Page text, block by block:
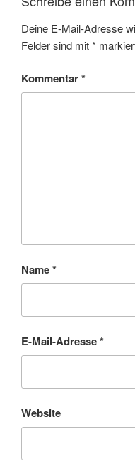
Deine E-Mail-Adresse
Felder sind mit*
Kommentar*
Name*
E-Mail-Adresse*
Website